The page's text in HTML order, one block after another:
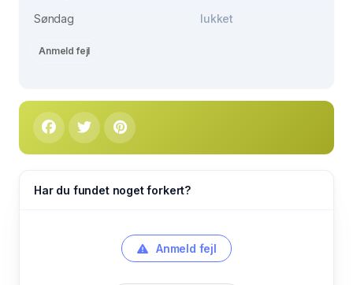
Søndag
lukket
Anmeld fejl
Har du fundet noget forkert?
Anmeld fejl